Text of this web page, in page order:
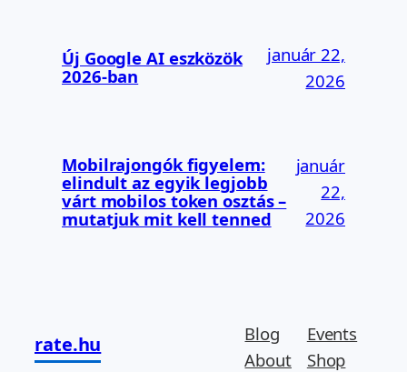
Új Google AI eszközök
2026-ban
január 22,
2026
Mobilrajongók figyelem:
elindult az egyik legjobb
várt mobilos token osztás –
mutatjuk mit kell tenned
január
22,
2026
rate.hu
Blog
About
Events
Shop